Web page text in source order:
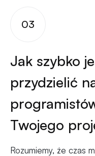
03
Jak szybko
przydzielić
Twojego
Rozumiemy, że czas